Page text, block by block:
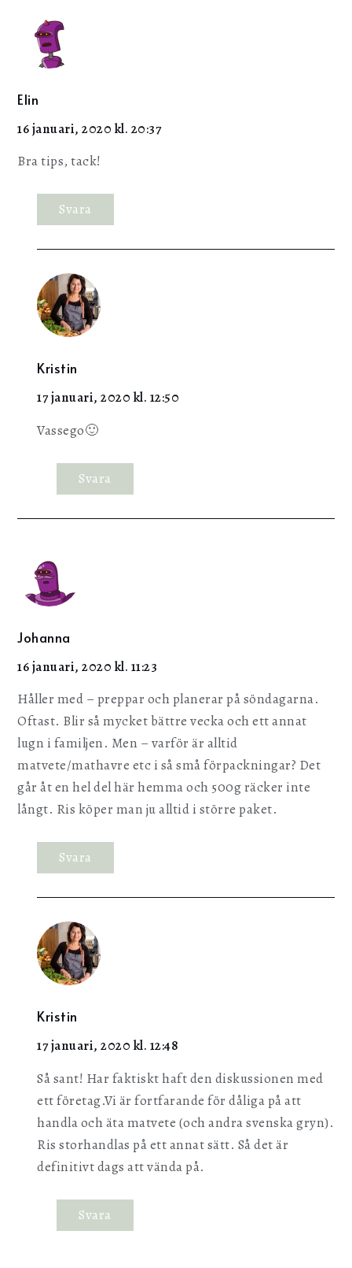
Elin
16 januari, 2020 kl. 20:37
Bra tips, tack!
Svara
Kristin
17 januari, 2020 kl. 12:50
Vassego🙂
Svara
Johanna
16 januari, 2020 kl. 11:23
Håller med – preppar och planerar på söndagarna.
Oftast. Blir så mycket bättre vecka och ett annat
lugn i familjen. Men – varför är alltid
matvete/mathavre etc i så små förpackningar? Det
går åt en hel del här hemma och 500g räcker inte
långt. Ris köper man ju alltid i större paket.
Svara
Kristin
17 januari, 2020 kl. 12:48
Så sant! Har faktiskt haft den diskussionen med
ett företag.Vi är fortfarande för dåliga på att
handla och äta matvete (och andra svenska gryn).
Ris storhandlas på ett annat sätt. Så det är
definitivt dags att vända på.
Svara